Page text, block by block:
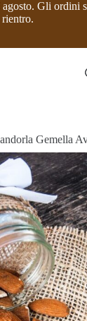
Gli ordini
rientro.
Gemella